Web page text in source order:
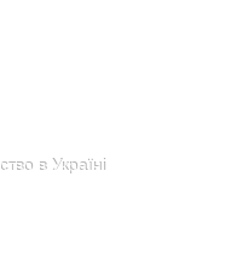
в Україні